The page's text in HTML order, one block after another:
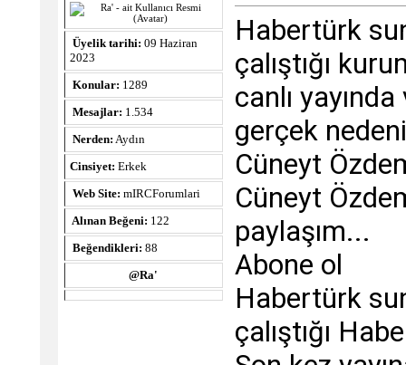
Üyelik tarihi: 09 Haziran
2023
Konular: 1289
Mesajlar: 1.534
Nerden: Aydın
Cinsiyet: Erkek
Web Site: mIRCForumlari
Alınan Beğeni: 122
Beğendikleri: 88
@Ra'
Habertürk
çalıştığı
canlı
gerçek
Cüneyt
Cüneyt
paylaşım...
Abone ol
Habertürk
çalıştığı